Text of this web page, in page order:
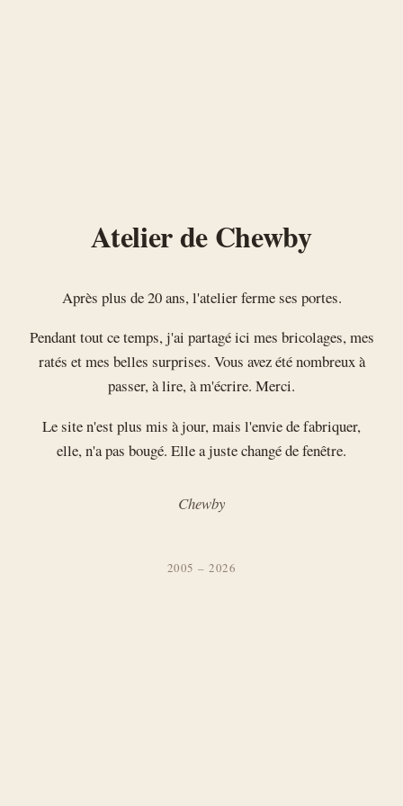
Atelier de Chewby
Après plus de 20 ans, l'atelier ferme ses portes.
Pendant tout ce temps, j'ai partagé ici mes bricolages, mes
ratés et mes belles surprises. Vous avez été nombreux à
passer, à lire, à m'écrire. Merci.
Le site n'est plus mis à jour, mais l'envie de fabriquer,
elle, n'a pas bougé. Elle a juste changé de fenêtre.
Chewby
2005 – 2026